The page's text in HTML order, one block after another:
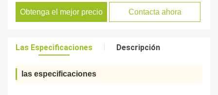
Obtenga el mejor precio Contacta ahora
Las Especificaciones Descripción
las especificaciones